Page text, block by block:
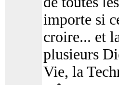
importe si
croire... et
plusieurs
Vie, la